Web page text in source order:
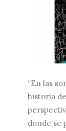
“En las
historia
donde se